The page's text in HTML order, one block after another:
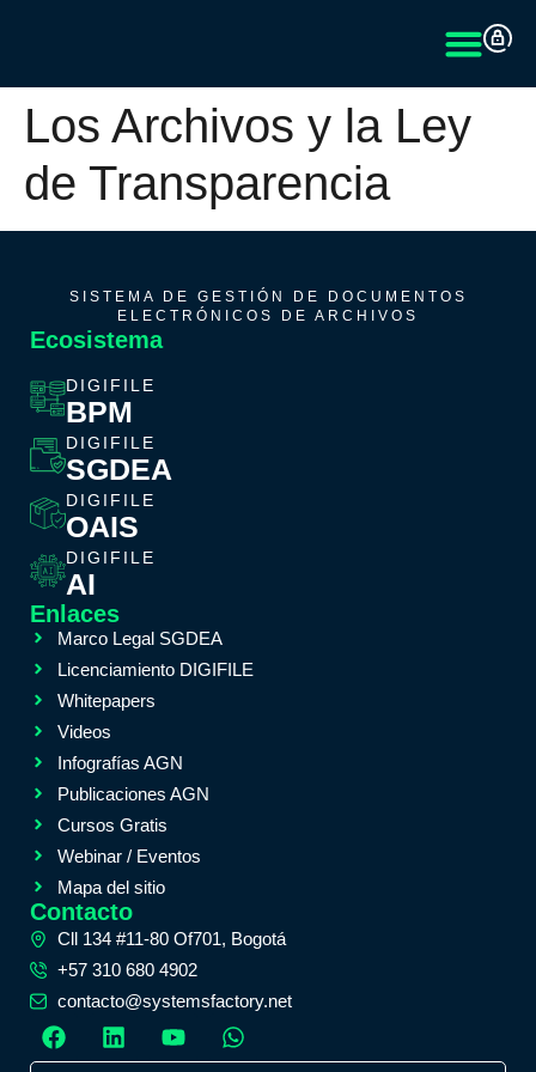
Los Archivos y la Ley
de Transparencia
SISTEMA DE GESTIÓN DE DOCUMENTOS
ELECTRÓNICOS DE ARCHIVOS
Ecosistema
DIGIFILE
BPM
DIGIFILE
SGDEA
DIGIFILE
OAIS
DIGIFILE
AI
Enlaces
Marco Legal SGDEA
Licenciamiento DIGIFILE
Whitepapers
Videos
Infografías AGN
Publicaciones AGN
Cursos Gratis
Webinar / Eventos
Mapa del sitio
Contacto
Cll 134 #11-80 Of701, Bogotá
+57 310 680 4902
contacto@systemsfactory.net